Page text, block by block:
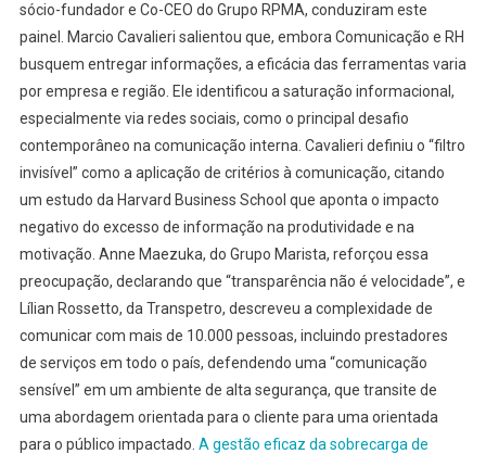
sócio-fundador e Co-CEO do Grupo RPMA, conduziram este
painel. Marcio Cavalieri salientou que, embora Comunicação e RH
busquem entregar informações, a eficácia das ferramentas varia
por empresa e região. Ele identificou a saturação informacional,
especialmente via redes sociais, como o principal desafio
contemporâneo na comunicação interna. Cavalieri definiu o “filtro
invisível” como a aplicação de critérios à comunicação, citando
um estudo da Harvard Business School que aponta o impacto
negativo do excesso de informação na produtividade e na
motivação. Anne Maezuka, do Grupo Marista, reforçou essa
preocupação, declarando que “transparência não é velocidade”, e
Lílian Rossetto, da Transpetro, descreveu a complexidade de
comunicar com mais de 10.000 pessoas, incluindo prestadores
de serviços em todo o país, defendendo uma “comunicação
sensível” em um ambiente de alta segurança, que transite de
uma abordagem orientada para o cliente para uma orientada
para o público impactado. A gestão eficaz da sobrecarga de